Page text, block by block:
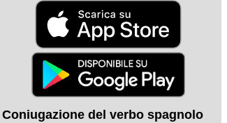
Coniugazione del verbo spagnolo